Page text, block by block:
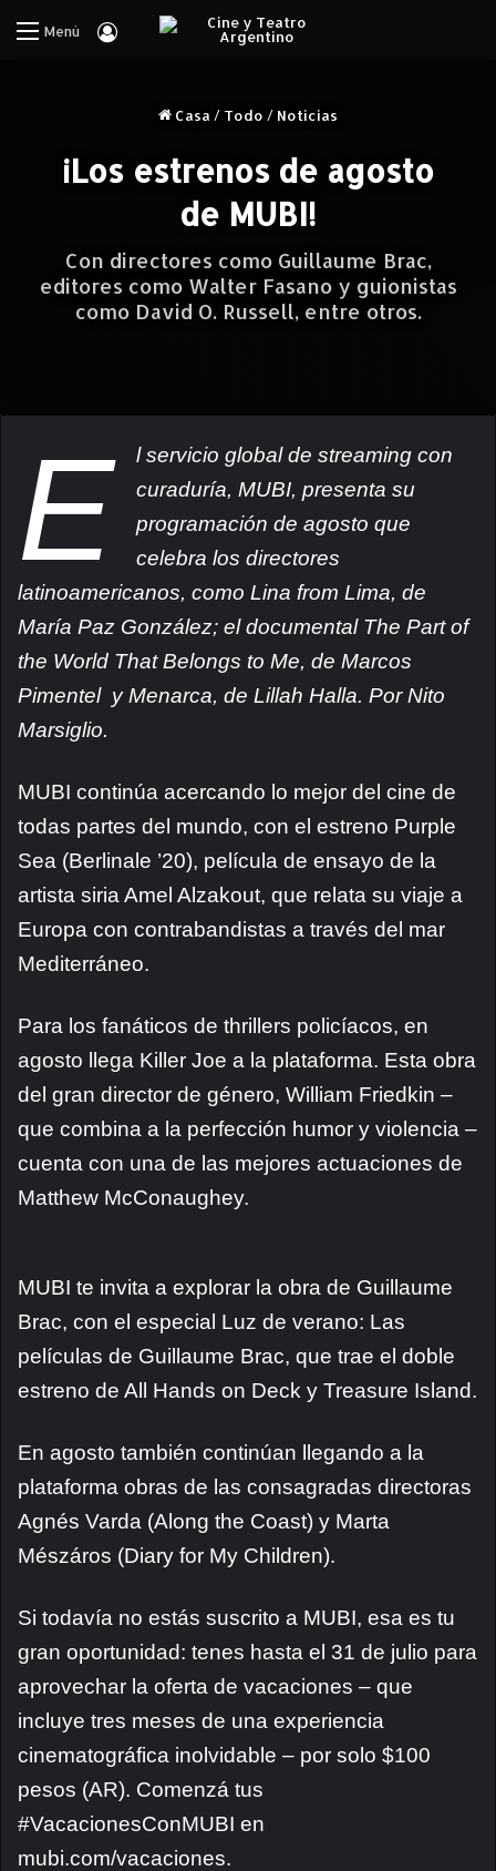
Menú Iniciar Sesión
Casa / Todo / Noticias
¡Los estrenos de agosto
de MUBI!
Con directores como Guillaume Brac,
editores como Walter Fasano y guionistas
como David O. Russell, entre otros.
E
l servicio global de streaming con
curaduría, MUBI, presenta su
programación de agosto que
celebra los directores
latinoamericanos, como Lina from Lima, de
María Paz González; el documental The Part of
the World That Belongs to Me, de Marcos
Pimentel y Menarca, de Lillah Halla. Por Nito
Marsiglio.
MUBI continúa acercando lo mejor del cine de
todas partes del mundo, con el estreno Purple
Sea (Berlinale ’20), película de ensayo de la
artista siria Amel Alzakout, que relata su viaje a
Europa con contrabandistas a través del mar
Mediterráneo.
Para los fanáticos de thrillers policíacos, en
agosto llega Killer Joe a la plataforma. Esta obra
del gran director de género, William Friedkin –
que combina a la perfección humor y violencia –
cuenta con una de las mejores actuaciones de
Matthew McConaughey.
MUBI te invita a explorar la obra de Guillaume
Brac, con el especial Luz de verano: Las
películas de Guillaume Brac, que trae el doble
estreno de All Hands on Deck y Treasure Island.
En agosto también continúan llegando a la
plataforma obras de las consagradas directoras
Agnés Varda (Along the Coast) y Marta
Mészáros (Diary for My Children).
Si todavía no estás suscrito a MUBI, esa es tu
gran oportunidad: tenes hasta el 31 de julio para
aprovechar la oferta de vacaciones – que
incluye tres meses de una experiencia
cinematográfica inolvidable – por solo $100
pesos (AR). Comenzá tus
#VacacionesConMUBI en
mubi.com/vacaciones.